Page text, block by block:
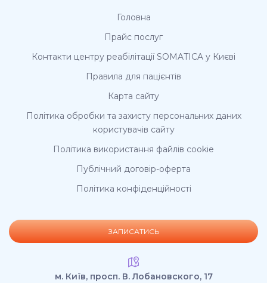
Головна
Прайс послуг
Контакти центру реабілітації SOMATICA у Києві
Правила для пацієнтів
Карта сайту
Політика обробки та захисту персональних даних
користувачів сайту
Політика використання файлів cookie
Публічний договір-оферта
Політика конфіденційності
ЗАПИСАТИСЬ
м. Київ, просп. В. Лобановского, 17